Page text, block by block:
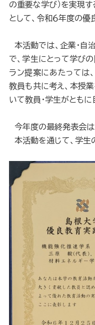
の重要な学び）を実現
として、令和６年度の
本活動では、企業・自
で、学生にとって学び
ラン提案にあたっては
教員も共に考え、本授
いて教員・学生がともに
今年度の最終発表会は
本活動を通じて、学生